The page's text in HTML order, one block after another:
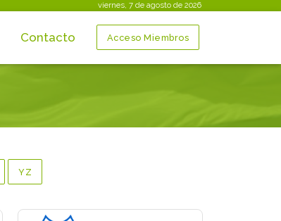
viernes, 7 de agosto de 2026
Contacto Acceso Miembros
YZ